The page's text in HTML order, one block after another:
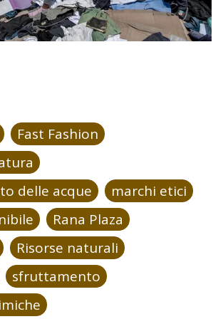
Fast Fashion
delle acque
marchi etici
Rana Plaza
Risorse naturali
sfruttamento